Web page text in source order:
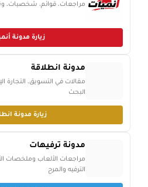
مراجعات، قوائم، شخصيات،
زيارة مدونة
مدونة انطلاقة
مقالات في التسويق، التجارة
البحث
زيارة مدونة
مدونة ترفيهات
مراجعات الألعاب وملخصات
الترفيه والمرح